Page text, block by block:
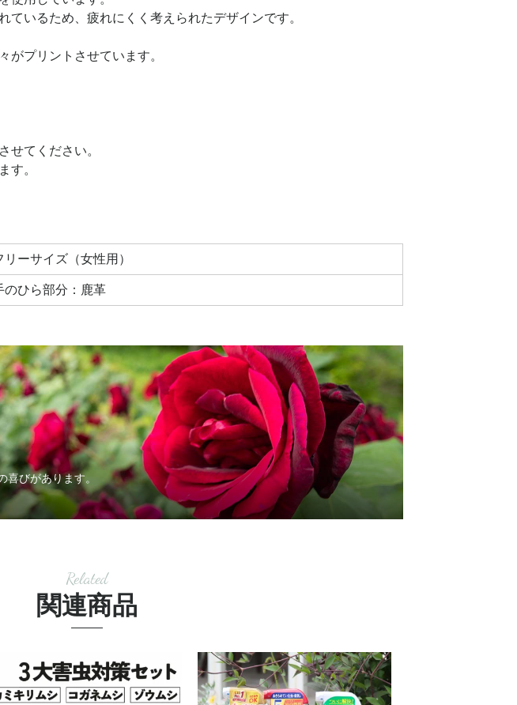
ているため、疲れにくく考えられたデザインです。
がプリントさせています。
せてください。
す。
リーサイズ（女性用）
のひら部分：鹿革
びがあります。
Related
関連商品